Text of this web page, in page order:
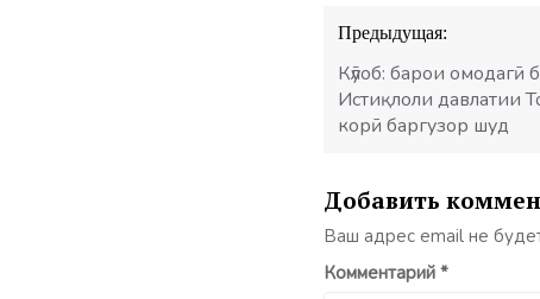
Навигация
по
записям
Предыдущая:
Кӯлоб: барои омодагӣ
Истиқлоли давлатии
корӣ баргузор шуд
Добавить
Ваш адрес email не
Комментарий *